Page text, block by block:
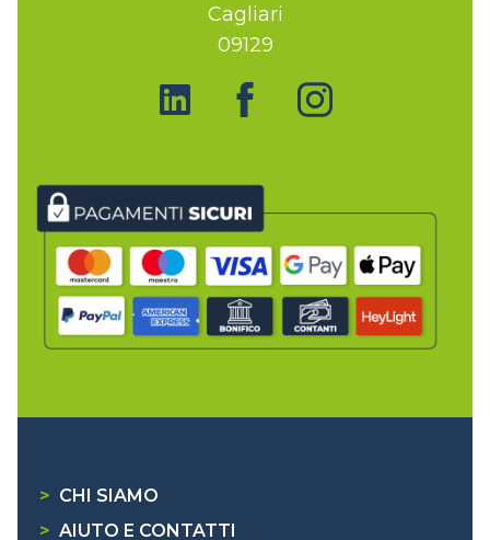
Cagliari
09129
> CHI SIAMO
> AIUTO E CONTATTI